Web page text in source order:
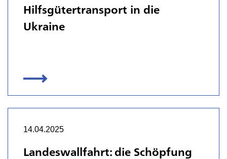
Hilfsgütertransport in die
Ukraine
14.04.2025
Landeswallfahrt: die Schöpfung